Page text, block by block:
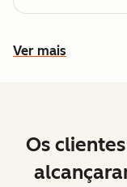
Ver mais
Conheça outros
Os